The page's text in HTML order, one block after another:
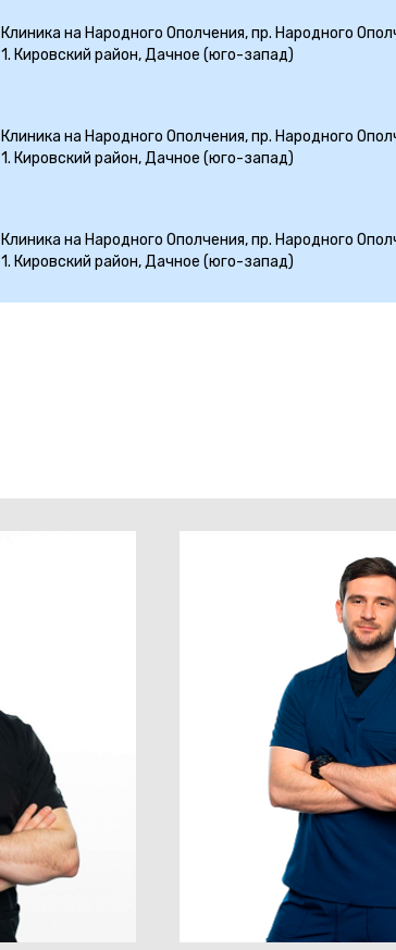
Клиника на Народного Ополчения, пр. Народного
1. Кировский район, Дачное (юго-запад)
Клиника на Народного Ополчения, пр. Народного
1. Кировский район, Дачное (юго-запад)
Клиника на Народного Ополчения, пр. Народного
1. Кировский район, Дачное (юго-запад)